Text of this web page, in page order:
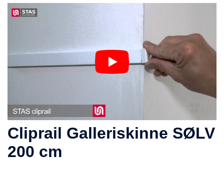
Cliprail Galleriskinne SØLV
200 cm